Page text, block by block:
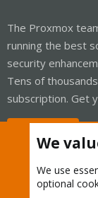
The Proxmox
running the best
security
Tens of
subscription. Get
We
We use
optional